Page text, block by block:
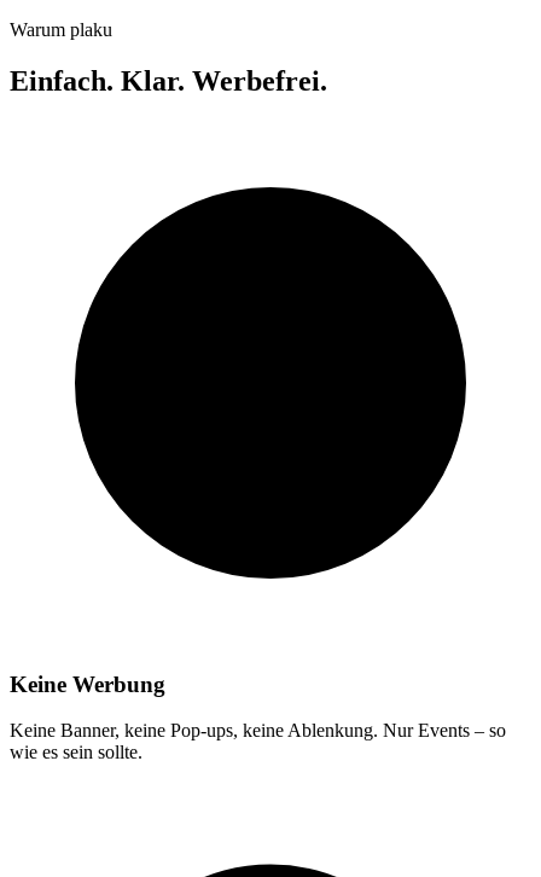
Warum plaku
Einfach. Klar. Werbefrei.
Keine Werbung
Keine Banner, keine Pop-ups, keine Ablenkung. Nur Events – so
wie es sein sollte.